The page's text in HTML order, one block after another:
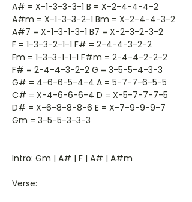
A# = X-1-3-3-3-1 B = X-2-4-4-4-2
A#m = X-1-3-3-2-1 Bm = X-2-4-4-3-2
A#7 = X-1-3-1-3-1 B7 = X-2-3-2-3-2
F = 1-3-3-2-1-1 F# = 2-4-4-3-2-2
Fm = 1-3-3-1-1-1 F#m = 2-4-4-2-2-2
F# = 2-4-4-3-2-2 G = 3-5-5-4-3-3
G# = 4-6-6-5-4-4 A = 5-7-7-6-5-5
C# = X-4-6-6-6-4 D = X-5-7-7-7-5
D# = X-6-8-8-8-6 E = X-7-9-9-9-7
Gm = 3-5-5-3-3-3
Intro: Gm | A# | F | A# | A#m
Verse: